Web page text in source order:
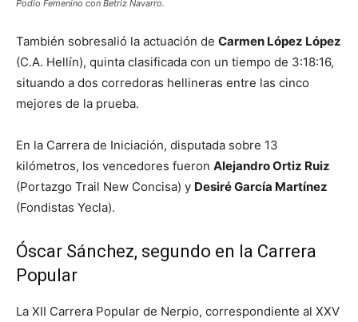
Podio Femenino con Betriz Navarro.
También sobresalió la actuación de Carmen López López
(C.A. Hellín), quinta clasificada con un tiempo de 3:18:16,
situando a dos corredoras hellineras entre las cinco
mejores de la prueba.
En la Carrera de Iniciación, disputada sobre 13
kilómetros, los vencedores fueron Alejandro Ortiz Ruiz
(Portazgo Trail New Concisa) y Desiré García Martínez
(Fondistas Yecla).
Óscar Sánchez, segundo en la Carrera
Popular
La XII Carrera Popular de Nerpio, correspondiente al XXV